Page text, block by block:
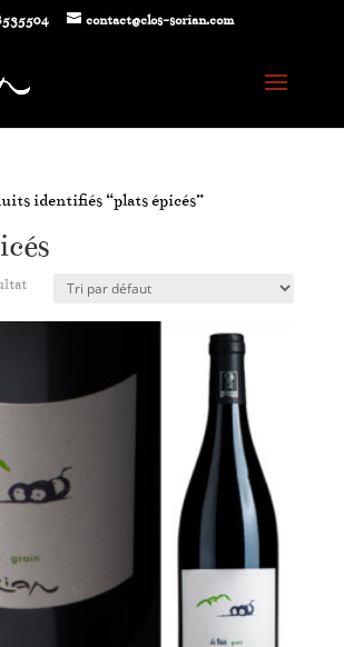
contact@clos-sorian.com
identifiés “plats épicés”